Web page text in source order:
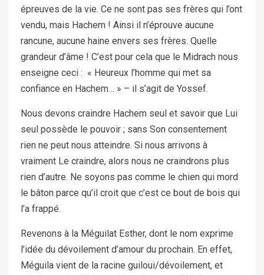
épreuves de la vie. Ce ne sont pas ses frères qui l’ont
vendu, mais Hachem ! Ainsi il n’éprouve aucune
rancune, aucune haine envers ses frères. Quelle
grandeur d’âme ! C’est pour cela que le Midrach nous
enseigne ceci : « Heureux l’homme qui met sa
confiance en Hachem… » – il s’agit de Yossef.
Nous devons craindre Hachem seul et savoir que Lui
seul possède le pouvoir ; sans Son consentement
rien ne peut nous atteindre. Si nous arrivons à
vraiment Le craindre, alors nous ne craindrons plus
rien d’autre. Ne soyons pas comme le chien qui mord
le bâton parce qu’il croit que c’est ce bout de bois qui
l’a frappé.
Revenons à la Méguilat Esther, dont le nom exprime
l’idée du dévoilement d’amour du prochain. En effet,
Méguila vient de la racine guiloui/dévoilement, et